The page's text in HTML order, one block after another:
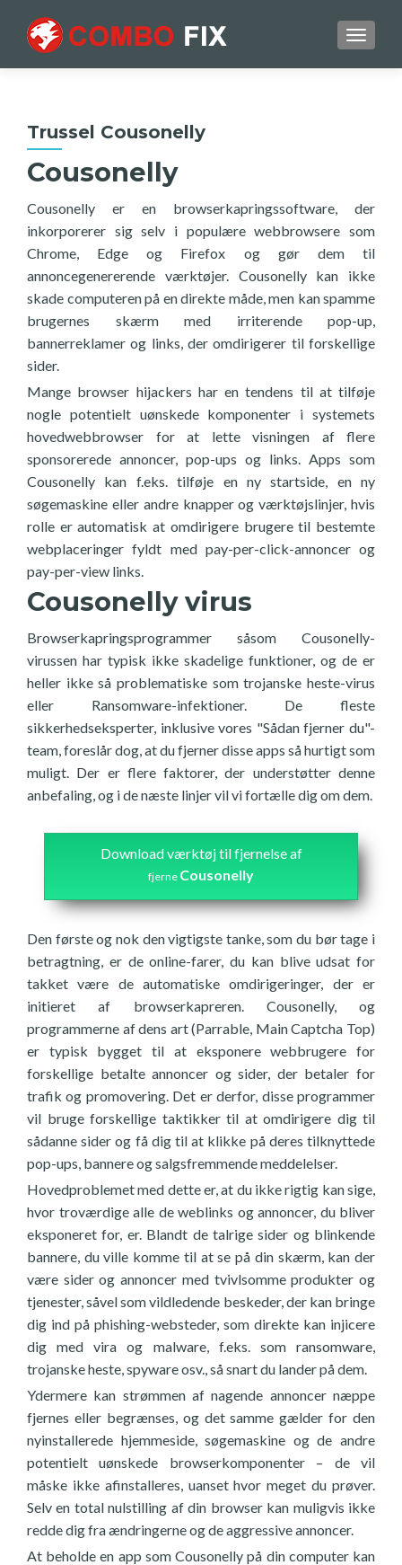
Trussel Cousonelly
Cousonelly
Cousonelly er en browserkapringssoftware, der
inkorporerer sig selv i populære webbrowsere som
Chrome, Edge og Firefox og gør dem til
annoncegenererende værktøjer. Cousonelly kan ikke
skade computeren på en direkte måde, men kan spamme
brugernes skærm med irriterende pop-up,
bannerreklamer og links, der omdirigerer til forskellige
sider.
Mange browser hijackers har en tendens til at tilføje
nogle potentielt uønskede komponenter i systemets
hovedwebbrowser for at lette visningen af flere
sponsorerede annoncer, pop-ups og links. Apps som
Cousonelly kan f.eks. tilføje en ny startside, en ny
søgemaskine eller andre knapper og værktøjslinjer, hvis
rolle er automatisk at omdirigere brugere til bestemte
webplaceringer fyldt med pay-per-click-annoncer og
pay-per-view links.
Cousonelly virus
Browserkapringsprogrammer såsom Cousonelly-
virussen har typisk ikke skadelige funktioner, og de er
heller ikke så problematiske som trojanske heste-virus
eller Ransomware-infektioner. De fleste
sikkerhedseksperter, inklusive vores "Sådan fjerner du"-
team, foreslår dog, at du fjerner disse apps så hurtigt som
muligt. Der er flere faktorer, der understøtter denne
anbefaling, og i de næste linjer vil vi fortælle dig om dem.
Download værktøj til fjernelse af
fjerne Cousonelly
Den første og nok den vigtigste tanke, som du bør tage i
betragtning, er de online-farer, du kan blive udsat for
takket være de automatiske omdirigeringer, der er
initieret af browserkapreren. Cousonelly, og
programmerne af dens art (Parrable, Main Captcha Top)
er typisk bygget til at eksponere webbrugere for
forskellige betalte annoncer og sider, der betaler for
trafik og promovering. Det er derfor, disse programmer
vil bruge forskellige taktikker til at omdirigere dig til
sådanne sider og få dig til at klikke på deres tilknyttede
pop-ups, bannere og salgsfremmende meddelelser.
Hovedproblemet med dette er, at du ikke rigtig kan sige,
hvor troværdige alle de weblinks og annoncer, du bliver
eksponeret for, er. Blandt de talrige sider og blinkende
bannere, du ville komme til at se på din skærm, kan der
være sider og annoncer med tvivlsomme produkter og
tjenester, såvel som vildledende beskeder, der kan bringe
dig ind på phishing-websteder, som direkte kan injicere
dig med vira og malware, f.eks. som ransomware,
trojanske heste, spyware osv., så snart du lander på dem.
Ydermere kan strømmen af nagende annoncer næppe
fjernes eller begrænses, og det samme gælder for den
nyinstallerede hjemmeside, søgemaskine og de andre
potentielt uønskede browserkomponenter – de vil
måske ikke afinstalleres, uanset hvor meget du prøver.
Selv en total nulstilling af din browser kan muligvis ikke
redde dig fra ændringerne og de aggressive annoncer.
At beholde en app som Cousonelly på din computer kan